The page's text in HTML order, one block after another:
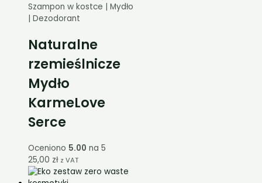
Szampon w kostce | Mydło
| Dezodorant
Naturalne
rzemieślnicze
Mydło
KarmeLove
Serce
Oceniono 5.00 na 5
25,00 zł z VAT